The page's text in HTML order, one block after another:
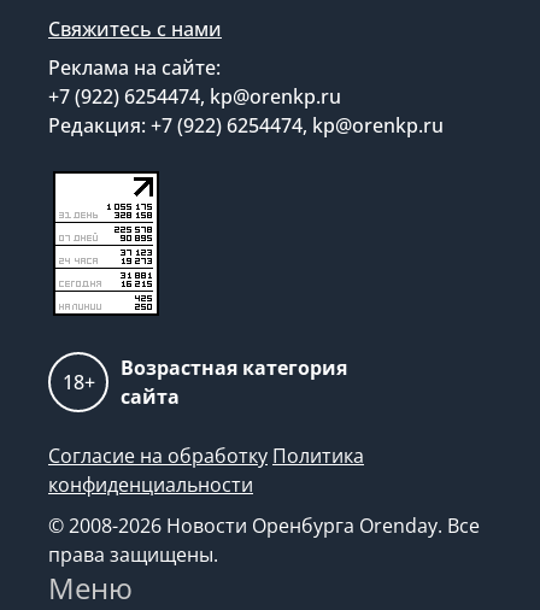
Свяжитесь с нами
Реклама на сайте:
+7 (922) 6254474, kp@orenkp.ru
Редакция: +7 (922) 6254474, kp@orenkp.ru
18+
Возрастная категория
сайта
Согласие на обработку Политика
конфиденциальности
© 2008-2026 Новости Оренбурга Orenday. Все
права защищены.
Меню